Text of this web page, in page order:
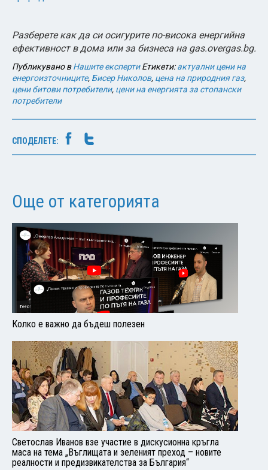
Разберете как да си осигурите по-висока енергийна
ефективност в дома или за бизнеса на gas.overgas.bg.
Публикувано вНашите експерти Етикети:актуални цени на
енергоизточниците, Бисер Николов, цена на природния газ,
цени битови потребители, цени на енергията за стопански
потребители
СПОДЕЛЕТЕ:
Още от категорията
Колко е важно да бъдеш полезен
Светослав Иванов взе участие в дискусионна кръгла
маса на тема „Въглищата и зеленият преход – новите
реалности и предизвикателства за България“